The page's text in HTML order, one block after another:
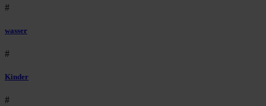
#
wasser
#
Kinder
#